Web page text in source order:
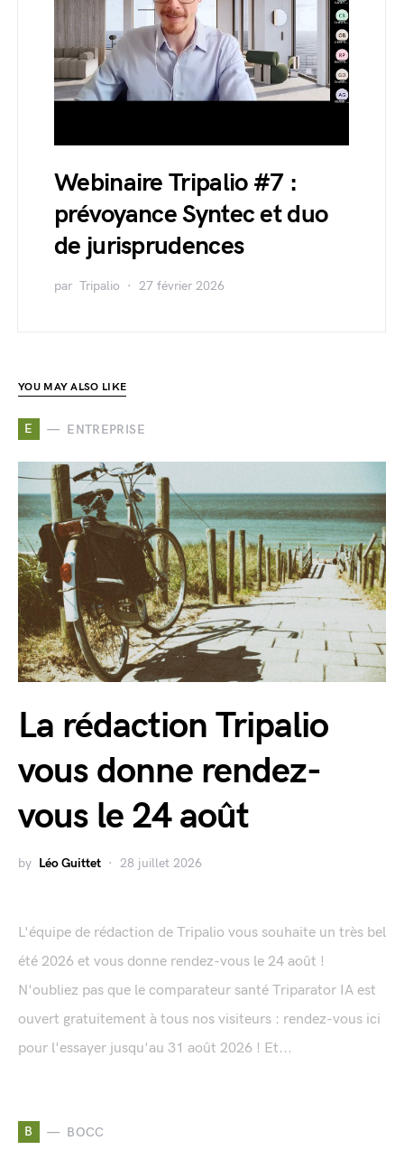
Webinaire Tripalio #7 :
prévoyance Syntec et duo
de jurisprudences
par Tripalio 27 février 2026
YOU MAY ALSO LIKE
E ENTREPRISE
La rédaction Tripalio
vous donne rendez-
vous le 24 août
by Léo Guittet 28 juillet 2026
L'équipe de rédaction de Tripalio vous souhaite un très bel
été 2026 et vous donne rendez-vous le 24 août !
N'oubliez pas que le comparateur santé Triparator IA est
ouvert gratuitement à tous nos visiteurs : rendez-vous ici
pour l'essayer jusqu'au 31 août 2026 ! Et...
B BOCC